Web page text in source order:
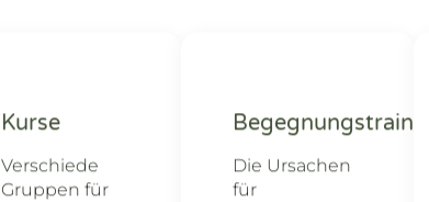
Kurse
Verschiede
Gruppen für
Die Ursachen
für